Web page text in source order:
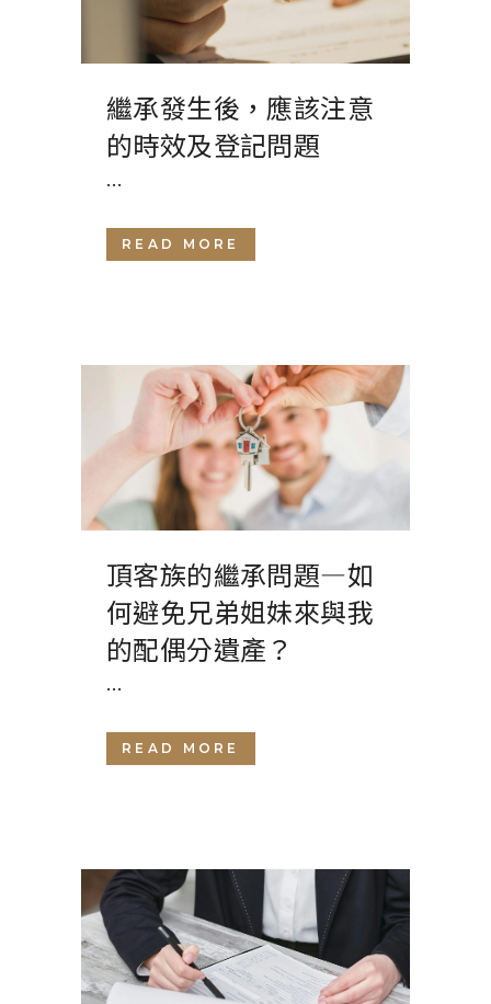
繼承發生後，應該注意
的時效及登記問題
...
READ MORE
頂客族的繼承問題—如
何避免兄弟姐妹來與我
的配偶分遺產？
...
READ MORE